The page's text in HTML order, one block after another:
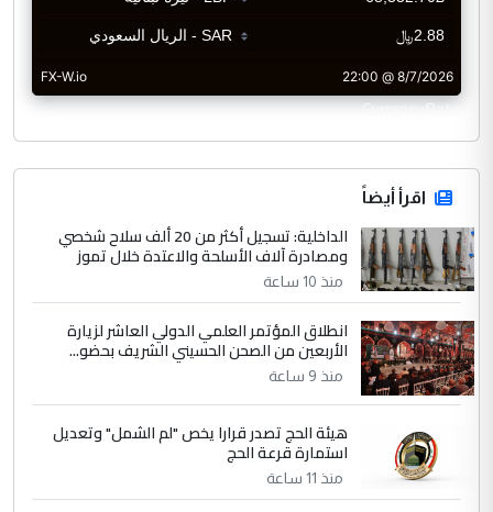
CurrencyRate
اقرأ أيضاً
الداخلية: تسجيل أكثر من 20 ألف سلاح شخصي
ومصادرة آلاف الأسلحة والاعتدة خلال تموز
منذ 10 ساعة
انطلاق المؤتمر العلمي الدولي العاشر لزيارة
الأربعين من الصحن الحسيني الشريف بحضو...
منذ 9 ساعة
هيئة الحج تصدر قرارا يخص "لم الشمل" وتعديل
استمارة قرعة الحج
منذ 11 ساعة